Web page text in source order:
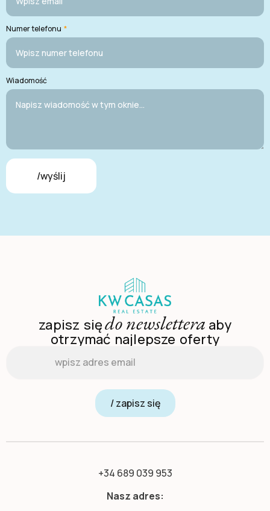
Numer telefonu *
Wiadomość
/wyślij
zapisz siędo newslettera aby
otrzymać najlepsze oferty
/ zapisz się
+34 689 039 953
Nasz adres: